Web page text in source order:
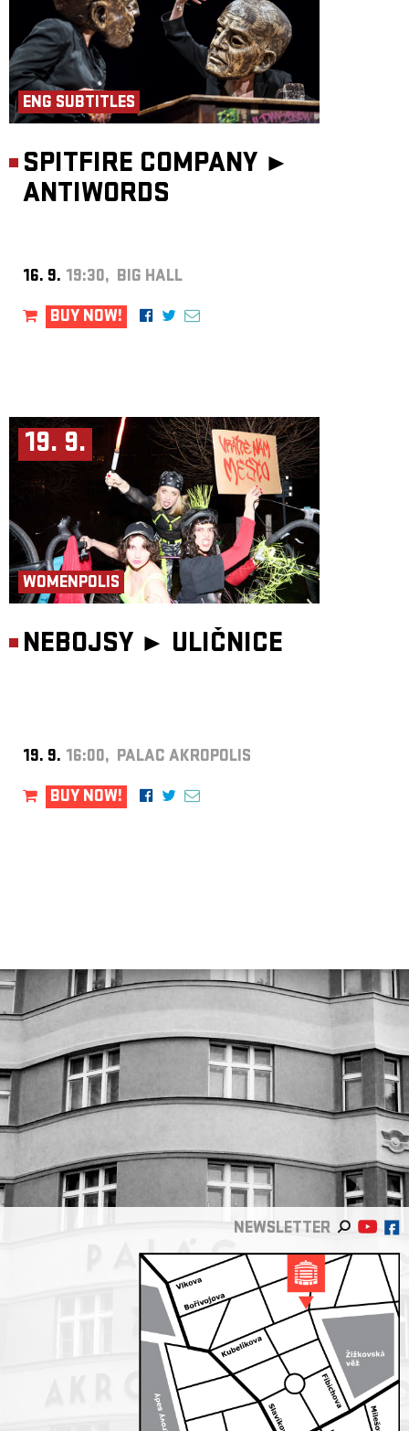
ENG SUBTITLES
SPITFIRE COMPANY ►
ANTIWORDS
16. 9. 19:30, BIG HALL
BUY NOW!
19. 9.
WOMENPOLIS
NEBOJSY ► ULIČNICE
19. 9. 16:00, PALAC AKROPOLIS
BUY NOW!
NEWSLETTER